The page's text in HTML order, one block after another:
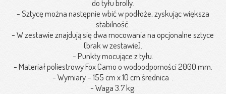
do tyłu brolly.
- Sztycę można następnie wbić w podłoże, zyskując większa
stabilność.
- W zestawie znajdują się dwa mocowania na opcjonalne sztyce
(brak w zestawie).
- Punkty mocujące z tyłu.
- Materiał poliestrowy Fox Camo o wodoodporności 2000 mm.
- Wymiary – 155 cm x 10 cm średnica .
- Waga 3.7 kg.